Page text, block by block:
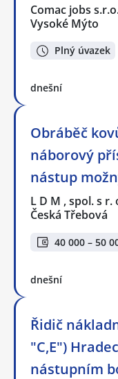
Comac jobs
Vysoké Mýto
Plný úvazek
dnešní
Obráběč
náborový
nástup
L D M , spol. s r.
Česká Třebová
40 000 – 50
dnešní
Řidič
"C,E")
nástupním